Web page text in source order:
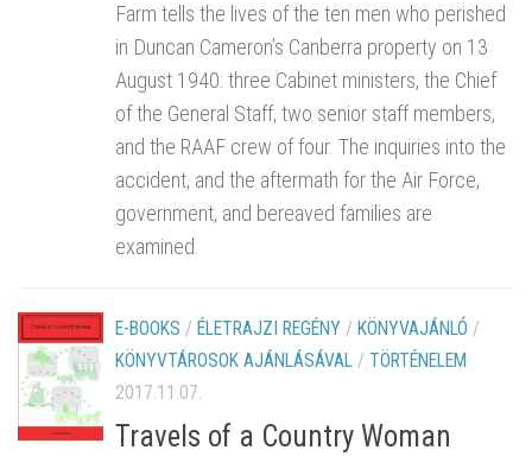
Farm tells the lives of the ten men who perished
in Duncan Cameron’s Canberra property on 13
August 1940: three Cabinet ministers, the Chief
of the General Staff, two senior staff members,
and the RAAF crew of four. The inquiries into the
accident, and the aftermath for the Air Force,
government, and bereaved families are
examined.
E-BOOKS / ÉLETRAJZI REGÉNY / KÖNYVAJÁNLÓ /
KÖNYVTÁROSOK AJÁNLÁSÁVAL / TÖRTÉNELEM
2017.11.07.
Travels of a Country Woman